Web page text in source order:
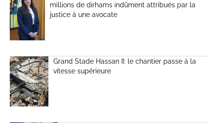
millions de dirhams indûment attribués par la
justice à une avocate
Grand Stade Hassan II: le chantier passe à la
vitesse supérieure